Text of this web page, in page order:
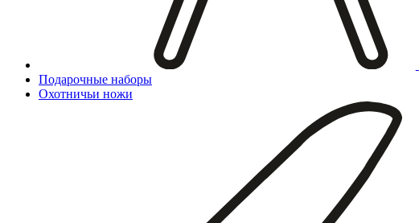
Подарочные наборы
Охотничьи ножи